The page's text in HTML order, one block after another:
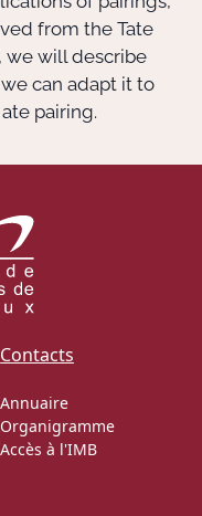
from the Tate
we will describe
can adapt it to
pairing.
Contacts
Annuaire
Organigramme
Accès à l'IMB